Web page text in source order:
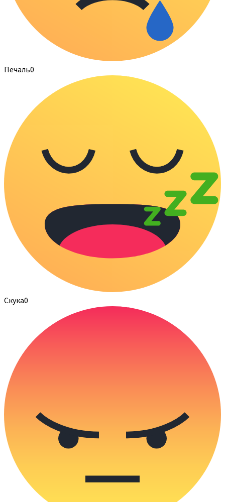
Печаль0
Скука0